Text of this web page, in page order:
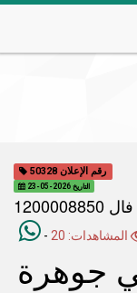
Skip
رقم الإعلان 50328
التاريخ 2026-05-23
-
جوهرة